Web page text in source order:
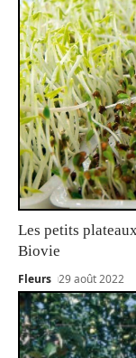
Les petits
Biovie
Fleurs 29 août 2022